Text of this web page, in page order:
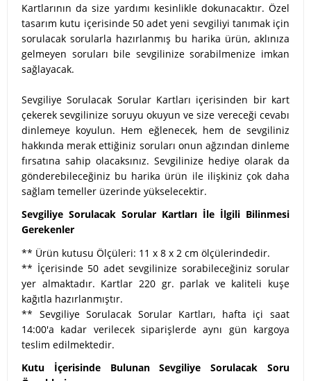
Kartlarının da size yardımı kesinlikle dokunacaktır. Özel
tasarım kutu içerisinde 50 adet yeni sevgiliyi tanımak için
sorulacak sorularla hazırlanmış bu harika ürün, aklınıza
gelmeyen soruları bile sevgilinize sorabilmenize imkan
sağlayacak.
Sevgiliye Sorulacak Sorular Kartları içerisinden bir kart
çekerek sevgilinize soruyu okuyun ve size vereceği cevabı
dinlemeye koyulun. Hem eğlenecek, hem de sevgiliniz
hakkında merak ettiğiniz soruları onun ağzından dinleme
fırsatına sahip olacaksınız. Sevgilinize hediye olarak da
gönderebileceğiniz bu harika ürün ile ilişkiniz çok daha
sağlam temeller üzerinde yükselecektir.
Sevgiliye Sorulacak Sorular Kartları İle İlgili Bilinmesi
Gerekenler
** Ürün kutusu Ölçüleri: 11 x 8 x 2 cm ölçülerindedir.
** İçerisinde 50 adet sevgilinize sorabileceğiniz sorular
yer almaktadır. Kartlar 220 gr. parlak ve kaliteli kuşe
kağıtla hazırlanmıştır.
** Sevgiliye Sorulacak Sorular Kartları, hafta içi saat
14:00'a kadar verilecek siparişlerde aynı gün kargoya
teslim edilmektedir.
Kutu İçerisinde Bulunan Sevgiliye Sorulacak Soru